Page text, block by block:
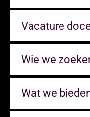
Vacature
Wie we
Wat we